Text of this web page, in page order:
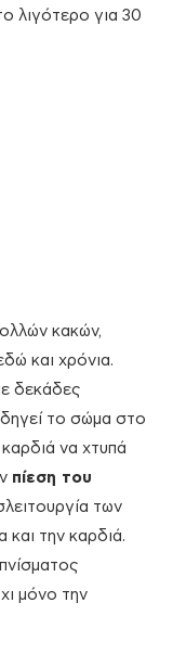
λιγότερο για 30
κακών,
και χρόνια.
δεκάδες
το σώμα στο
να χτυπά
πίεση του
των
και την καρδιά.
μόνο την